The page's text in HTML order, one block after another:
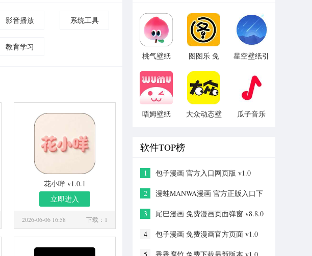
影音播放 系统工具
教育学习
花小咩 v1.0.1
立即进入
2026-06-06 16:58 下载：1
桃气壁纸
图图乐 免
星空壁纸引
唔姆壁纸
大众动态壁
瓜子音乐
软件TOP榜
1 包子漫画 官方入口网页版 v1.0
2
漫蛙MANWA漫画 官方正版入口下
3
尾巴漫画 免费漫画页面弹窗 v8.8.0
4 包子漫画 免费漫画官方页面 v1.0